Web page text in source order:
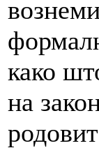
како
на